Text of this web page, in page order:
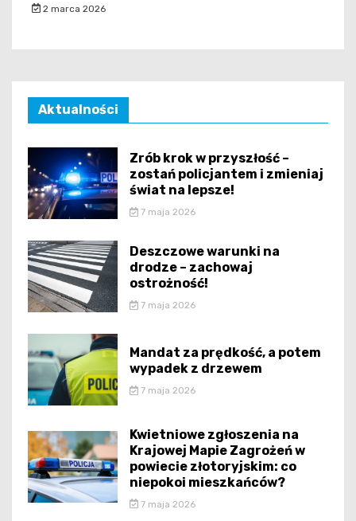
2 marca 2026
Aktualności
Zrób krok w przyszłość –
zostań policjantem i zmieniaj
świat na lepsze!
7 maja 2026
Deszczowe warunki na
drodze – zachowaj
ostrożność!
7 maja 2026
Mandat za prędkość, a potem
wypadek z drzewem
7 maja 2026
Kwietniowe zgłoszenia na
Krajowej Mapie Zagrożeń w
powiecie złotoryjskim: co
niepokoi mieszkańców?
7 maja 2026